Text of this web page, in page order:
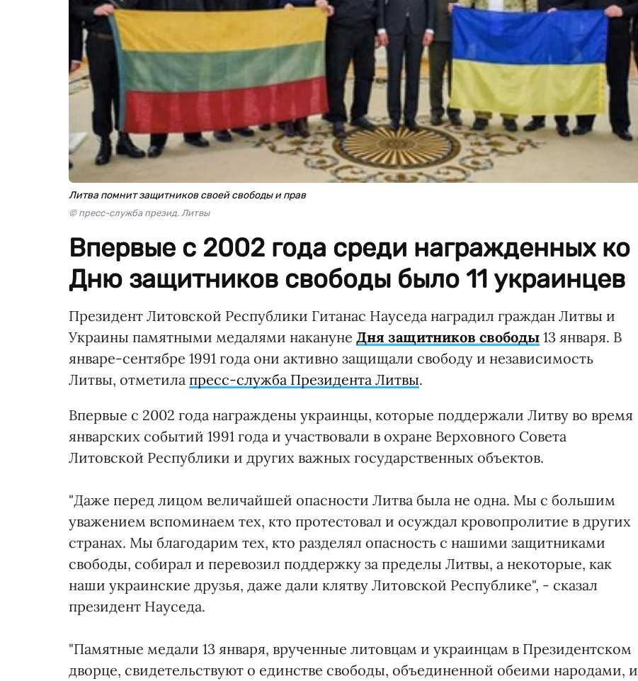
Литва помнит защитников своей свободы и прав
© пресс-служба презид. Литвы
Впервые с 2002 года среди награжденных ко
Дню защитников свободы было 11 украинцев
Президент Литовской Республики Гитанас Науседа наградил граждан Литвы и
Украины памятными медалями накануне Дня защитников свободы 13 января. В
январе-сентябре 1991 года они активно защищали свободу и независимость
Литвы, отметила пресс-служба Президента Литвы.
Впервые с 2002 года награждены украинцы, которые поддержали Литву во время
январских событий 1991 года и участвовали в охране Верховного Совета
Литовской Республики и других важных государственных объектов.
"Даже перед лицом величайшей опасности Литва была не одна. Мы с большим
уважением вспоминаем тех, кто протестовал и осуждал кровопролитие в других
странах. Мы благодарим тех, кто разделял опасность с нашими защитниками
свободы, собирал и перевозил поддержку за пределы Литвы, а некоторые, как
наши украинские друзья, даже дали клятву Литовской Республике", - сказал
президент Науседа.
"Памятные медали 13 января, врученные литовцам и украинцам в Президентском
дворце, свидетельствуют о единстве свободы, объединенной обеими народами, и